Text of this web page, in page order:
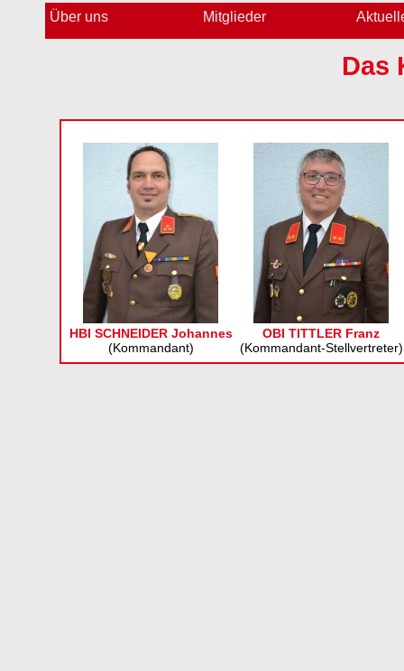
Über uns Mitglieder
Das
HBI SCHNEIDER Johannes
(Kommandant)
OBI TITTLER Franz
(Kommandant-Stellvertreter)